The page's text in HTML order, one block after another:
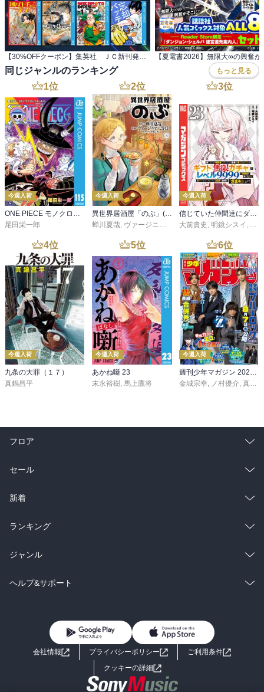
同じジャンルのランキング もっと見る
1位
今週入荷
ONE PIECE モノクロ版 115
尾田栄一郎
2位
今週入荷
異世界居酒屋「のぶ」(22)
蝉川夏哉, ヴァージニア二等兵 ,転
3位
今週入荷
信じていた仲間達にダンジョン奥地で殺されかけたがギフト『無限ガチャ』でレベル９９９９の仲間達を手に入れて元パーティーメンバーと世界に復讐＆『ざまぁ！』します！（２３）
大前貴史 , 明鏡シスイ , ｔ
4位
今週入荷
九条の大罪（１７）
真鍋昌平
5位
今週入荷
あかね噺 23
末永裕樹, 馬上鷹将
6位
今週入荷
週刊少年マガジン 2026年36・37号[2026年8月5日発売]
金城宗幸, ノ村優介, 真島ヒロ
フロア
総合
ラノベ
雑誌・グラビア
BL・TL
セール
総合
ラノベ
雑誌・グラビア
BL・TL
新着
総合
ラノベ
雑誌・グラビア
ランキング
総合
ラノベ
ジャンル
コミック
ライトノベル 男子向けラノベ
小説
ヘルプ&サポート
よくあるご質問 お問い合わせ
会社情報 プライバシーポリシー
ご利用条件
クッキーの詳細